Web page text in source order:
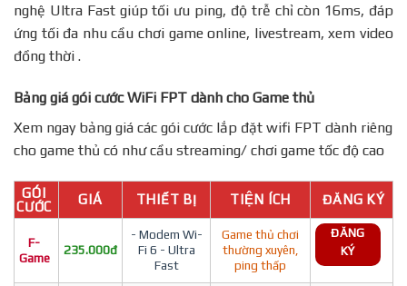
nghệ Ultra Fast giúp tối ưu ping, độ trễ chỉ còn 16ms, đáp
ứng tối đa nhu cầu chơi game online, livestream, xem video
đồng thời .
Bảng giá gói cước WiFi FPT dành cho Game thủ
Xem ngay bảng giá các gói cước lắp đặt wifi FPT dành riêng
cho game thủ có như cầu streaming/ chơi game tốc độ cao
GÓI
CƯỚC
GIÁ THIẾT BỊ TIỆN ÍCH ĐĂNG KÝ
F-
Game
235.000đ
- Modem Wi-
Fi 6 - Ultra
Fast
Game thủ chơi
thường xuyên,
ping thấp
ĐĂNG
KÝ